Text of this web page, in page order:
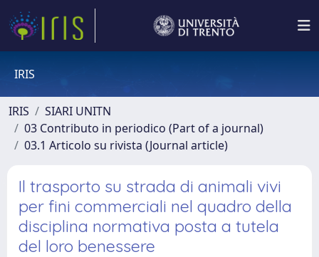
IRIS
IRIS
SIARI UNITN
03 Contributo in periodico (Part of a journal)
03.1 Articolo su rivista (Journal article)
Il trasporto su strada di animali vivi
per fini commerciali nel quadro della
disciplina normativa posta a tutela
del loro benessere